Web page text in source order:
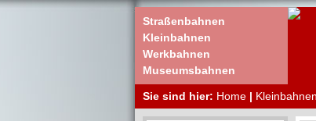
Straßenbahnen
Kleinbahnen
Werkbahnen
Museumsbahnen
Sie sind hier: Home | Kleinbahnen